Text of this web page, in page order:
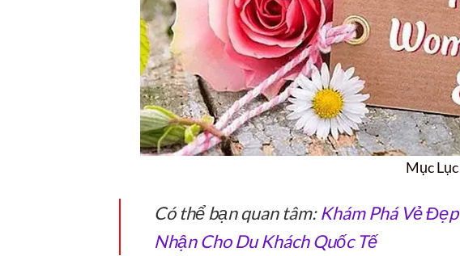
Mục Lục
Có thể bạn quan tâm:Khám Phá Vẻ
Nhận Cho Du Khách Quốc Tế